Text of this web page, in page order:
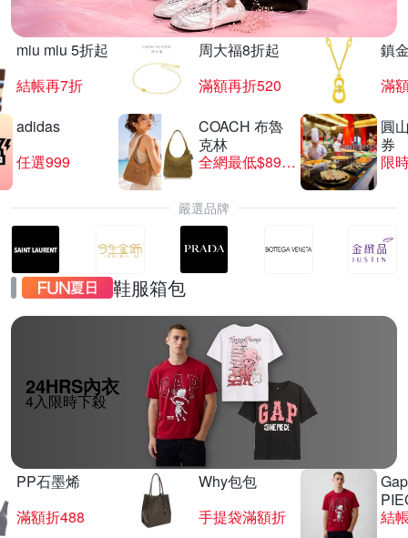
miu miu 5折起
結帳再7折
周大福8折起
滿額再折520
鎮
滿
adidas
任選999
COACH 布魯
克林
全網最低$8999
圓
券
限
嚴選品牌
鞋服箱包
24HRS內衣
4入限時下殺
PP石墨烯
滿額折488
Why包包
手提袋滿額折
結